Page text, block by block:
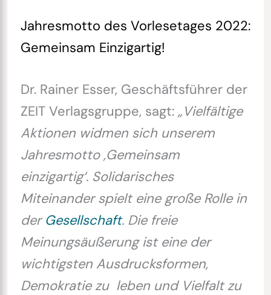
Jahresmotto des Vorlesetages 2022:
Gemeinsam Einzigartig!
Dr. Rainer Esser, Geschäftsführer der
ZEIT Verlagsgruppe, sagt:„Vielfältige
Aktionen widmen sich unserem
Jahresmotto ,Gemeinsam
einzigartig‘. Solidarisches
Miteinander spielt eine große Rolle in
derGesellschaft. Die freie
Meinungsäußerung ist eine der
wichtigsten Ausdrucksformen,
Demokratie zu leben und Vielfalt zu